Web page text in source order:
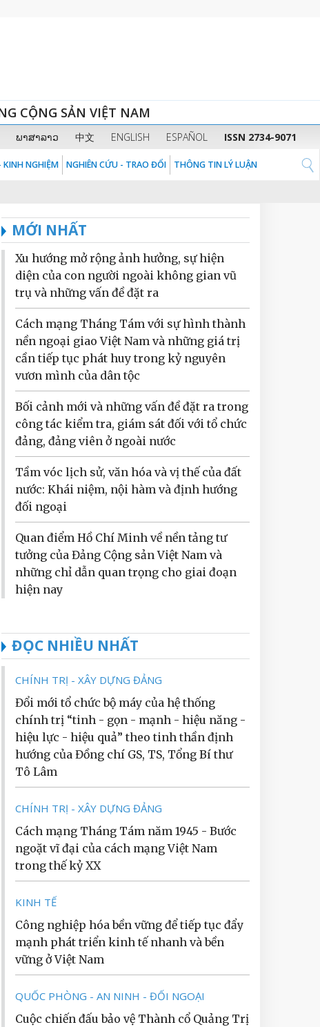
CỘNG SẢN VIỆT NAM
ພາສາລາວ 中文 ENGLISH ESPAÑOL ISSN 2734-9071
NGHIỆM NGHIÊN CỨU - TRAO ĐỔI THÔNG TIN LÝ LUẬN
MỚI NHẤT
Xu hướng mở rộng ảnh hưởng, sự hiện
diện của con người ngoài không gian vũ
trụ và những vấn đề đặt ra
Cách mạng Tháng Tám với sự hình thành
nền ngoại giao Việt Nam và những giá trị
cần tiếp tục phát huy trong kỷ nguyên
vươn mình của dân tộc
Bối cảnh mới và những vấn đề đặt ra trong
công tác kiểm tra, giám sát đối với tổ chức
đảng, đảng viên ở ngoài nước
Tầm vóc lịch sử, văn hóa và vị thế của đất
nước: Khái niệm, nội hàm và định hướng
đối ngoại
Quan điểm Hồ Chí Minh về nền tảng tư
tưởng của Đảng Cộng sản Việt Nam và
những chỉ dẫn quan trọng cho giai đoạn
hiện nay
ĐỌC NHIỀU NHẤT
CHÍNH TRỊ - XÂY DỰNG ĐẢNG
Đổi mới tổ chức bộ máy của hệ thống
chính trị “tinh - gọn - mạnh - hiệu năng -
hiệu lực - hiệu quả” theo tinh thần định
hướng của Đồng chí GS, TS, Tổng Bí thư
Tô Lâm
CHÍNH TRỊ - XÂY DỰNG ĐẢNG
Cách mạng Tháng Tám năm 1945 - Bước
ngoặt vĩ đại của cách mạng Việt Nam
trong thế kỷ XX
KINH TẾ
Công nghiệp hóa bền vững để tiếp tục đẩy
mạnh phát triển kinh tế nhanh và bền
vững ở Việt Nam
QUỐC PHÒNG - AN NINH - ĐỐI NGOẠI
Cuộc chiến đấu bảo vệ Thành cổ Quảng Trị